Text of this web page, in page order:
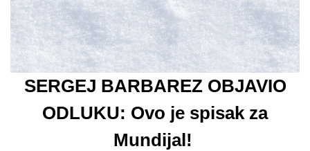
SERGEJ BARBAREZ OBJAVIO
ODLUKU: Ovo je spisak za
Mundijal!